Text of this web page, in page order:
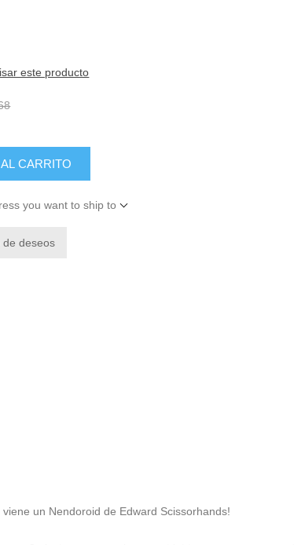
este producto
CARRITO
you want to ship to
de deseos
un Nendoroid de Edward Scissorhands!